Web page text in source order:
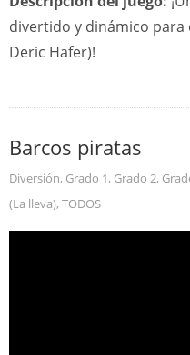
divertido y dinámico para
Deric Hafer)!
Barcos piratas
Diversión, Grado 1, Grado 2,
(La lleva), TODOS